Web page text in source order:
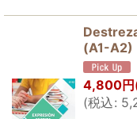
(A1-A2)
4,800円
(税込: